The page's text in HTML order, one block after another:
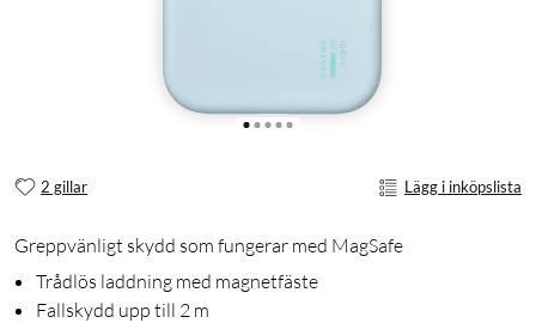
2 gillar Lägg i inköpslista
Greppvänligt skydd som fungerar med MagSafe
Trådlös laddning med magnetfäste
Fallskydd upp till 2 m